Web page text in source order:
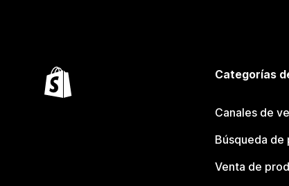
Categorías
Canales de
Búsqueda de
Venta de